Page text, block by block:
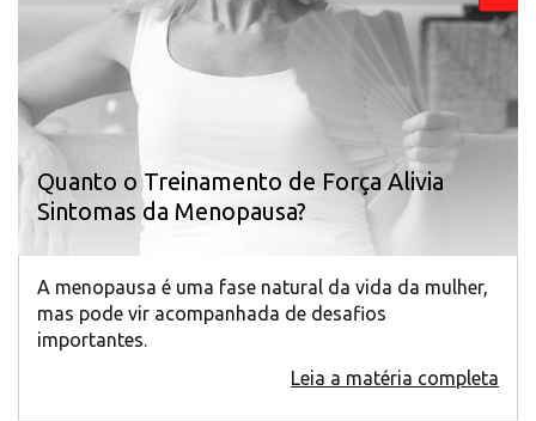
Quanto o Treinamento de Força Alivia
Sintomas da Menopausa?
A menopausa é uma fase natural da vida da mulher,
mas pode vir acompanhada de desafios
importantes.
Leia a matéria completa